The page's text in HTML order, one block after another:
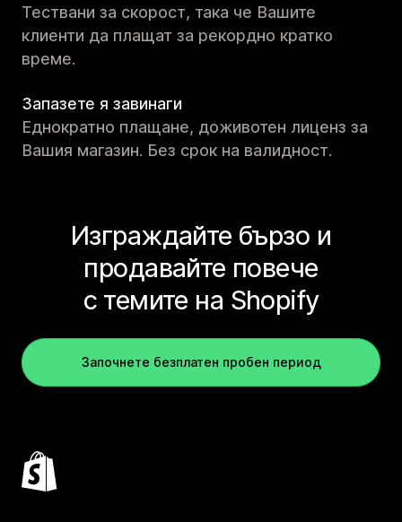
Тествани за скорост, така че Вашите
клиенти да плащат за рекордно кратко
време.
Запазете я завинаги
Еднократно плащане, доживотен лиценз за
Вашия магазин. Без срок на валидност.
Изграждайте бързо и
продавайте повече
с темите на Shopify
Започнете безплатен пробен период